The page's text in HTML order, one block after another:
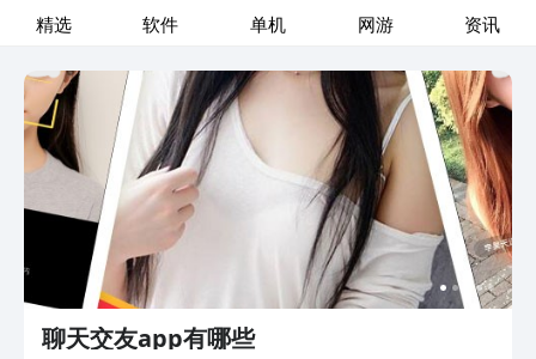
精选 软件 单机 网游 资讯
聊天交友app有哪些